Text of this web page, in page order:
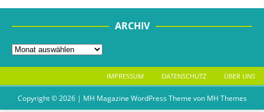
ARCHIV
IMPRESSUM DATENSCHUTZ ÜBER UNS
Copyright © 2026 | MH Magazine WordPress Theme von MH Themes